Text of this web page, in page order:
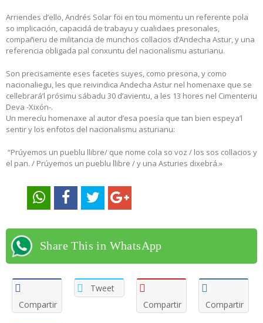
Arriendes d’ello, Andrés Solar foi en tou momentu un referente pola
so implicación, capacidá de trabayu y cualidaes presonales,
compañeru de militancia de munchos collacios d’Andecha Astur, y una
referencia obligada pal conxuntu del nacionalismu asturianu.
Son precisamente eses facetes suyes, como presona, y como
nacionaliegu, les que reivindica Andecha Astur nel homenaxe que se
cellebrará’l prósimu sábadu 30 d’avientu, a les 13 hores nel Cimenteriu
Deva -Xixón-.
Un merecíu homenaxe al autor d’esa poesía que tan bien espeya’l
sentir y los enfotos del nacionalismu asturianu:
“Prúyemos un pueblu llibre/ que nome cola so voz / los sos collacios y
el pan. / Prúyemos un pueblu llibre / y una Asturies dixebrá.»
Share This in WhatsApp
Compartir
Tweet
Compartir
Compartir